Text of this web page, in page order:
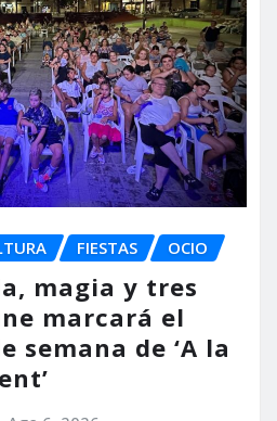
FIESTAS OCIO
magia y tres
marcará el
semana de ‘A la